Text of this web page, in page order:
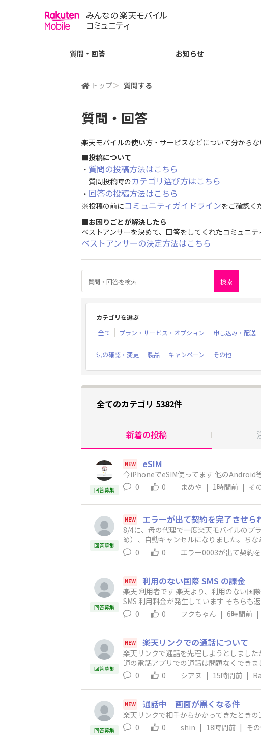
質問・回答 お知らせ
トップ＞ 質問する
質問・回答
楽天モバイルの使い方・サービスなどについて分から
■投稿について
・ 質問の投稿方法はこちら
質問投稿時のカテゴリ選び方はこちら
・ 回答の投稿方法はこちら
※投稿の前にコミュニティガイドラインをご確認く
■お困りごとが解決したら
ベストアンサーを決めて、回答をしてくれたコミュニテ
ベストアンサーの決定方法はこちら
カテゴリを選ぶ
全て
プラン・サービス・オプション 申し込み・配送
法の確認・変更 製品 キャンペーン その他
全てのカテゴリ 5382件
新着の投稿
回答募集
NEW eSIM
今iPhoneでeSIM使
0
0 まめや | 1時間前 | そ
回答募集
NEW エラーが出て契約を完了させら
8/4に、母の代理で一度楽天モバイルのプ
め）、自動キャンセルになりました。ち
度契約しようとしたところ、最終段階、
せん」という旨のメッセージが表示され
いのかご教示ください。
0 0 エラー0003が出て契約
回答募集
NEW 利用のない国際 SMS の課金
楽天 利用者です 楽天より、利用のない国際 SMS の請求について 順次 払い戻し いただく メールが来ましたが それ以前の6月にも 覚えのない国際
SMS 利用料金が発生しています そちらも返金いただけるのでしょうか また通話は出て
がかかってきてます 楽天 リンクでは着信
0 0 フクちゃん | 6時間前 |
回答募集
NEW 楽天リンクでの通話について
楽天リンクで通話を先程しようとしまし
通の電話アプリでの通話は問題なくでき
0
0 シアヌ | 15時間前 |
回答募集
NEW 通話中 画面が黒くなる件
楽天リンクで相手からかかってきたと
0
0 shin | 18時間前 | そ